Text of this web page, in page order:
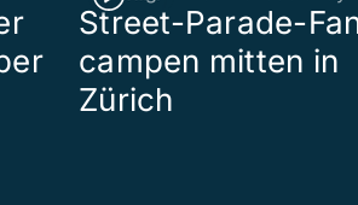
Street-Parade-
campen mitten in
Zürich